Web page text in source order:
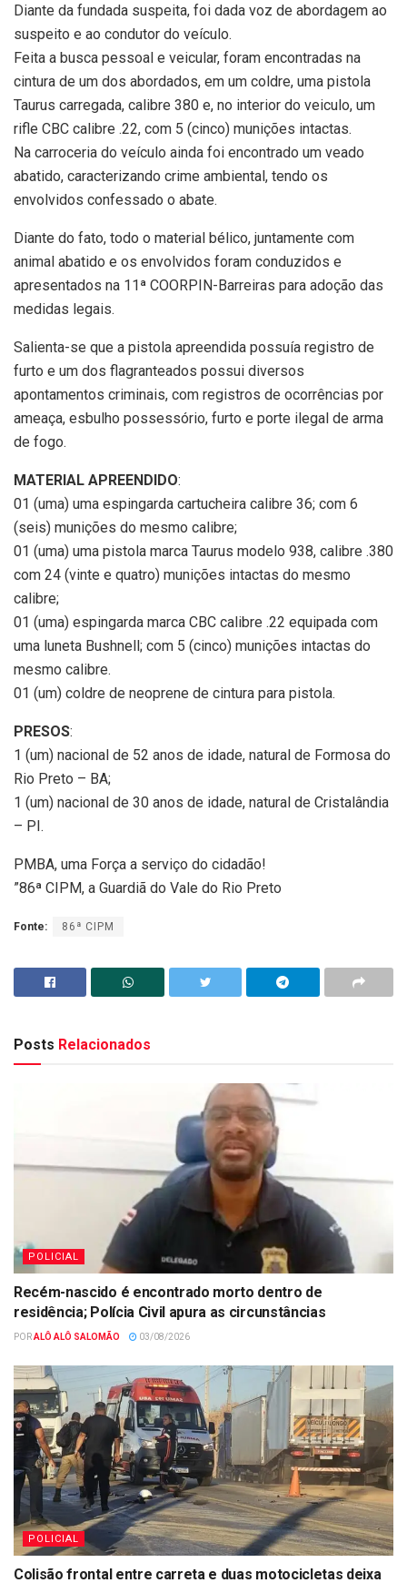
Diante da fundada suspeita, foi dada voz de abordagem ao
suspeito e ao condutor do veículo.
Feita a busca pessoal e veicular, foram encontradas na
cintura de um dos abordados, em um coldre, uma pistola
Taurus carregada, calibre 380 e, no interior do veiculo, um
rifle CBC calibre .22, com 5 (cinco) munições intactas.
Na carroceria do veículo ainda foi encontrado um veado
abatido, caracterizando crime ambiental, tendo os
envolvidos confessado o abate.
Diante do fato, todo o material bélico, juntamente com
animal abatido e os envolvidos foram conduzidos e
apresentados na 11ª COORPIN-Barreiras para adoção das
medidas legais.
Salienta-se que a pistola apreendida possuía registro de
furto e um dos flagranteados possui diversos
apontamentos criminais, com registros de ocorrências por
ameaça, esbulho possessório, furto e porte ilegal de arma
de fogo.
MATERIAL APREENDIDO:
01 (uma) uma espingarda cartucheira calibre 36; com 6
(seis) munições do mesmo calibre;
01 (uma) uma pistola marca Taurus modelo 938, calibre .380
com 24 (vinte e quatro) munições intactas do mesmo
calibre;
01 (uma) espingarda marca CBC calibre .22 equipada com
uma luneta Bushnell; com 5 (cinco) munições intactas do
mesmo calibre.
01 (um) coldre de neoprene de cintura para pistola.
PRESOS:
1 (um) nacional de 52 anos de idade, natural de Formosa do
Rio Preto – BA;
1 (um) nacional de 30 anos de idade, natural de Cristalândia
– PI.
PMBA, uma Força a serviço do cidadão!
”86ª CIPM, a Guardiã do Vale do Rio Preto
Fonte: 86ª CIPM
Posts Relacionados
POLICIAL
Recém-nascido é encontrado morto dentro de
residência; Polícia Civil apura as circunstâncias
PORALÔ ALÔ SALOMÃO 03/08/2026
POLICIAL
Colisão frontal entre carreta e duas motocicletas deixa